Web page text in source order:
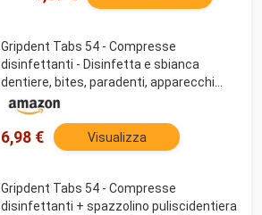
Gripdent Tabs 54 - Compresse
disinfettanti - Disinfetta e sbianca
dentiere, bites, paradenti, apparecchi
ortodontici e dispositivi per l'apnea
notturna
6,98 € Visualizza
Gripdent Tabs 54 - Compresse
disinfettanti + spazzolino puliscidentiera